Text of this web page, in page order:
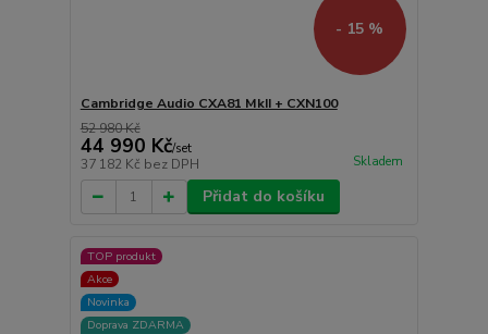
- 15 %
Cambridge Audio CXA81 MkII + CXN100
52 980 Kč
44 990 Kč/set
37 182 Kč bez DPH Skladem
Přidat do košíku
TOP produkt
Akce
Novinka
Doprava ZDARMA